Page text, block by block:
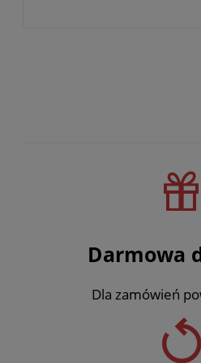
Darmowa
Dla zamówień